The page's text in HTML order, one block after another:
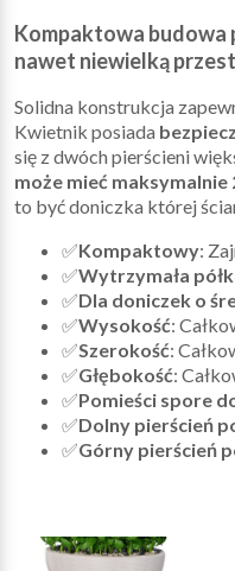
Kompaktowa
nawet niewielką
Solidna konstrukcja
Kwietnik posiada
się z dwóch pierścieni
może mieć maksymalnie
to być doniczka której
✅Kompaktowy:
✅Wytrzymała
✅Dla doniczek o
✅Wysokość:
✅Szerokość:
✅Głębokość:
✅Pomieści spore
✅Dolny pierścień
✅Górny pierścień